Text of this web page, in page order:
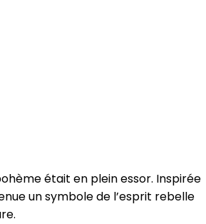
était en plein essor. Inspirée
un symbole de l’esprit rebelle